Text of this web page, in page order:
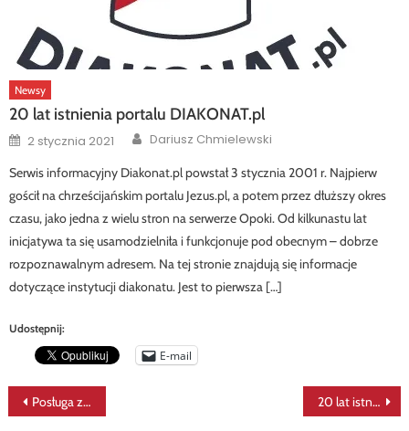
Newsy
20 lat istnienia portalu DIAKONAT.pl
Posted
on
2 stycznia 2021 Author
Dariusz Chmielewski
Serwis informacyjny Diakonat.pl powstał 3 stycznia 2001 r. Najpierw
gościł na chrześcijańskim portalu Jezus.pl, a potem przez dłuższy okres
czasu, jako jedna z wielu stron na serwerze Opoki. Od kilkunastu lat
inicjatywa ta się usamodzielniła i funkcjonuje pod obecnym – dobrze
rozpoznawalnym adresem. Na tej stronie znajdują się informacje
dotyczące instytucji diakonatu. Jest to pierwsza […]
Udostępnij:
E-mail
Nawigacja
Posługa zbawcza diakona stałego 20 lat istnienia portalu DIAKONAT.pl